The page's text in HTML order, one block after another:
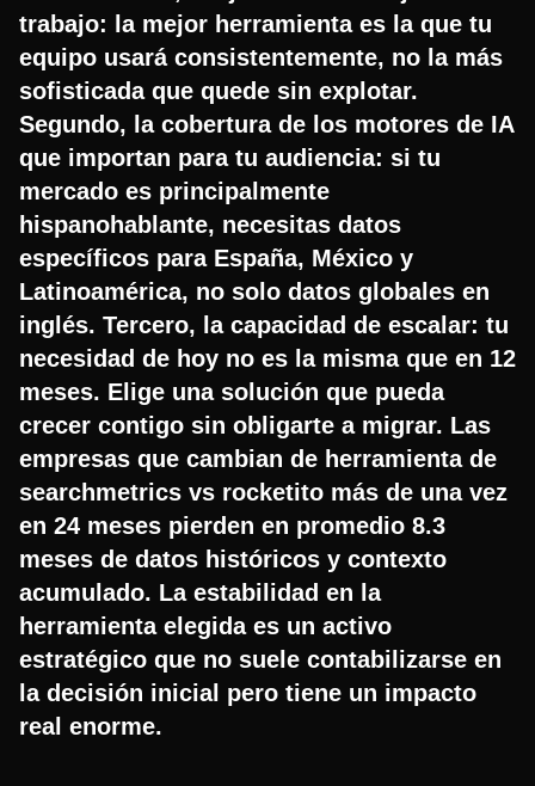
trabajo: la mejor herramienta es la que tu
equipo usará consistentemente, no la más
sofisticada que quede sin explotar.
Segundo, la cobertura de los motores de IA
que importan para tu audiencia: si tu
mercado es principalmente
hispanohablante, necesitas datos
específicos para España, México y
Latinoamérica, no solo datos globales en
inglés. Tercero, la capacidad de escalar: tu
necesidad de hoy no es la misma que en 12
meses. Elige una solución que pueda
crecer contigo sin obligarte a migrar. Las
empresas que cambian de herramienta de
searchmetrics vs rocketito más de una vez
en 24 meses pierden en promedio 8.3
meses de datos históricos y contexto
acumulado. La estabilidad en la
herramienta elegida es un activo
estratégico que no suele contabilizarse en
la decisión inicial pero tiene un impacto
real enorme.